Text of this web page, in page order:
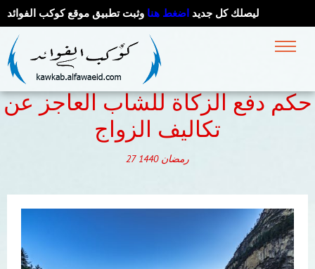
ليصلك كل جديد اضغط هنا وثبت تطبيق موقع كوكب الفوائد
حكم دفع الزكاة للشاب العاجز عن
تكاليف الزواج
27 رمضان 1440